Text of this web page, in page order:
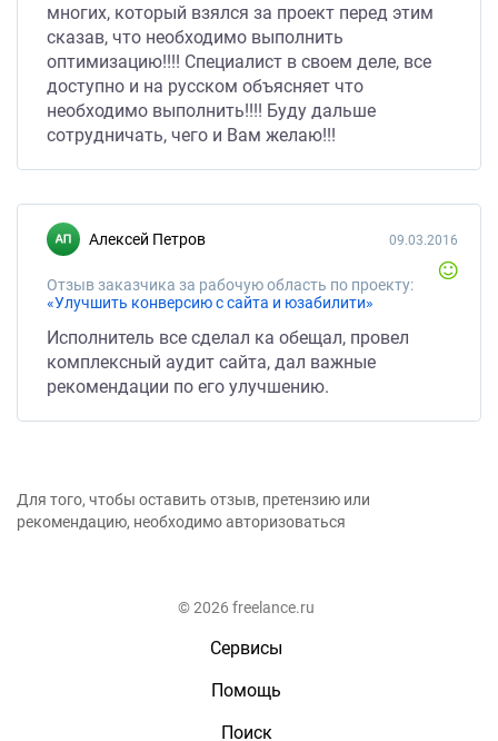
многих, который взялся за проект перед этим
сказав, что необходимо выполнить
оптимизацию!!!! Специалист в своем деле, все
доступно и на русском объясняет что
необходимо выполнить!!!! Буду дальше
сотрудничать, чего и Вам желаю!!!
Алексей Петров
Отзыв заказчика за рабочую область по проекту:
«Улучшить конверсию с сайта и юзабилити»
09.03.2016
Исполнитель все сделал ка обещал, провел
комплексный аудит сайта, дал важные
рекомендации по его улучшению.
Для того, чтобы оставить отзыв, претензию или
рекомендацию, необходимо авторизоваться
© 2026 freelance.ru
Сервисы
Помощь
Поиск